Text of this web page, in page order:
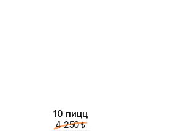
10 пицц
4 250 ₺